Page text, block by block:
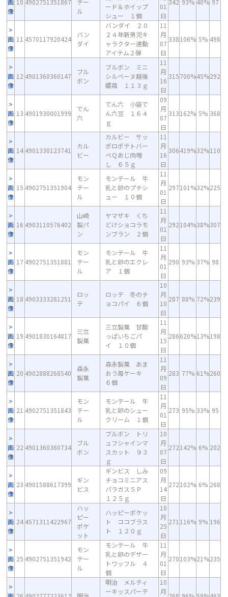
画
像
10 4902751351867
テー
ル
ード＆ホイップ
シュー １個
01
日
342 93% 40% 97
画
像
11 4570117920424
バン
ダイ
バンダイ ２０
２４年新男児キ
ャラクター連動
アイテム２弾
11
月
07
日
338106% 5% 498
画
像
12 4901360360147
ブル
ボン
ブルボン ミニ
シルベーヌ越後
姫苺 １１３ｇ
11
月
16
日
315700%45%292
画
像
13 4901930001999
でん
六
でん六 小袋で
ん六豆 １６４
ｇ
09
月
07
日
313162% 5% 368
画
像
14 4901330123741
カル
ビー
カルビー サッ
ポロポテトバー
ベＱあじ肉増
し ６５ｇ
11
月
16
日
306419%32%110
画
像
15 4902751351904
モン
テー
ル
モンテール 牛
乳と卵のプチシ
ュー １０個
11
月
01
日
297101%32%225
画
像
16 4903110576402
山崎
製パ
ン
ヤマザキ くち
どけショコラモ
ンブラン ２個
11
月
01
日
292104%38%307
画
像
17 4902751351881
モン
テー
ル
モンテール 牛
乳と卵のエクレ
ア １個
11
月
01
日
290 93% 37% 98
画
像
18 4903333281251
ロッ
テ
ロッテ 冬のチ
ョコパイ ６個
10
月
10
日
287 88% 72%239
画
像
19 4901830164817
三立
製菓
三立製菓 甘酸
っぱいちごパ
イ １０個
11
月
15
日
286620%13%198
画
像
20 4902888268540
森永
製菓
森永製菓 あま
おう苺ケーキ
６個
11
月
09
日
283 77% 61%260
画
像
21 4902751351843
モン
テー
ル
モンテール 牛
乳と卵のシュー
クリーム １個
11
月
01
日
273 95% 33% 95
画
像
22 4901360360734
ブル
ボン
ブルボン トリ
ュフシャインマ
スカット ９３
ｇ
10
月
07
日
272142% 6% 202
画
像
23 4901588617399
ギン
ビス
ギンビス しみ
チョコミニアス
パラガス５Ｐ
１２５ｇ
09
月
14
日
272102% 6% 268
画
像
24 4571311422967
ハッ
ピー
ポケ
ット
ハッピーポケッ
ト ココブラス
ト １２０ｇ
10
月
25
日
271 116% 9% 196
画
像
25 4902751351942
モン
テー
ル
モンテール 牛
乳と卵のデザー
トワッフル ４
個
11
月
01
日
270103%21%235
明治 メルティ
ーキッスパーテ
10
月